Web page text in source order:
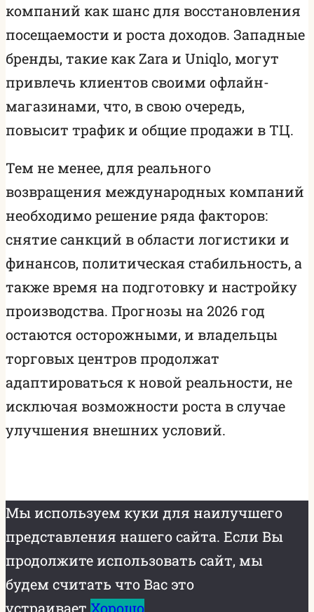
компаний как шанс для восстановления
посещаемости и роста доходов. Западные
бренды, такие как Zara и Uniqlo, могут
привлечь клиентов своими офлайн-
магазинами, что, в свою очередь,
повысит трафик и общие продажи в ТЦ.
Тем не менее, для реального
возвращения международных компаний
необходимо решение ряда факторов:
снятие санкций в области логистики и
финансов, политическая стабильность, а
также время на подготовку и настройку
производства. Прогнозы на 2026 год
остаются осторожными, и владельцы
торговых центров продолжат
адаптироваться к новой реальности, не
исключая возможности роста в случае
улучшения внешних условий.
Мы используем куки для наилучшего
представления нашего сайта. Если Вы
продолжите использовать сайт, мы
будем считать что Вас это
устраивает. Хорошо